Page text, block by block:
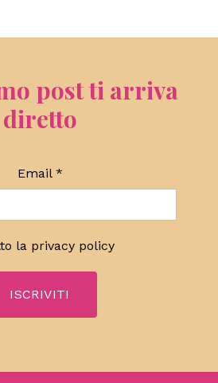
post ti arriva
diretto
Email *
la privacy policy